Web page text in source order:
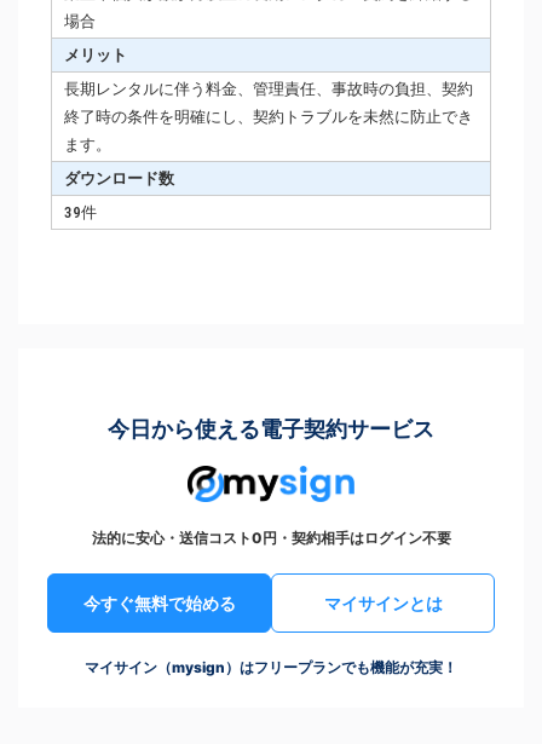
場合
メリット
長期レンタルに伴う料金、管理責任、事故時の負担、契約
終了時の条件を明確にし、契約トラブルを未然に防止でき
ます。
ダウンロード数
39件
今日から使える電子契約サービス
法的に安心・送信コスト0円・契約相手はログイン不要
今すぐ無料で始める マイサインとは
マイサイン（mysign）はフリープランでも機能が充実！